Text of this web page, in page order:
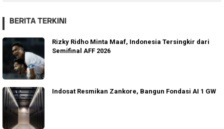
BERITA TERKINI
Rizky Ridho Minta Maaf, Indonesia Tersingkir dari
Semifinal AFF 2026
Indosat Resmikan Zankore, Bangun Fondasi AI 1 GW